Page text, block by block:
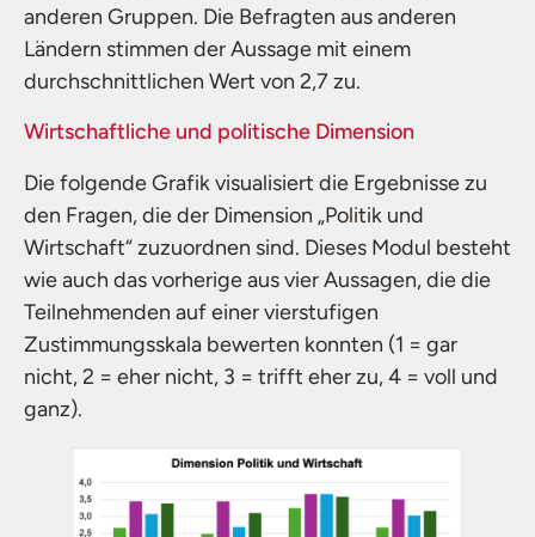
anderen Gruppen. Die Befragten aus anderen
Ländern stimmen der Aussage mit einem
durchschnittlichen Wert von 2,7 zu.
Wirtschaftliche und politische Dimension
Die folgende Grafik visualisiert die Ergebnisse zu
den Fragen, die der Dimension „Politik und
Wirtschaft“ zuzuordnen sind. Dieses Modul besteht
wie auch das vorherige aus vier Aussagen, die die
Teilnehmenden auf einer vierstufigen
Zustimmungsskala bewerten konnten (1 = gar
nicht, 2 = eher nicht, 3 = trifft eher zu, 4 = voll und
ganz).